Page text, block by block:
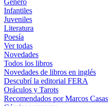
Género
Infantiles
Juveniles
Literatura
Poesía
Ver todas
Novedades
Todos los libros
Novedades de libros en inglés
Descubrí la editorial FERA
Oráculos y Tarots
Recomendados por Marcos Casas